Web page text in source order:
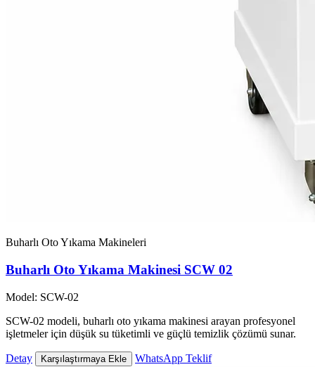
Buharlı Oto Yıkama Makineleri
Buharlı Oto Yıkama Makinesi SCW 02
Model: SCW-02
SCW-02 modeli, buharlı oto yıkama makinesi arayan profesyonel
işletmeler için düşük su tüketimli ve güçlü temizlik çözümü sunar.
Detay Karşılaştırmaya Ekle WhatsApp Teklif